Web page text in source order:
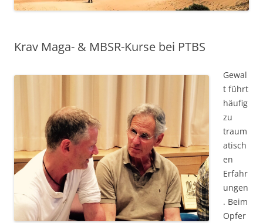
Krav Maga- & MBSR-Kurse bei PTBS
Gewal
t führt
häufig
zu
traum
atisch
en
Erfahr
ungen
. Beim
Opfer